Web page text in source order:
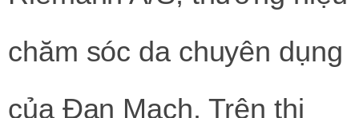
chăm sóc da chuyên dụng
của Đan Mạch. Trên thị